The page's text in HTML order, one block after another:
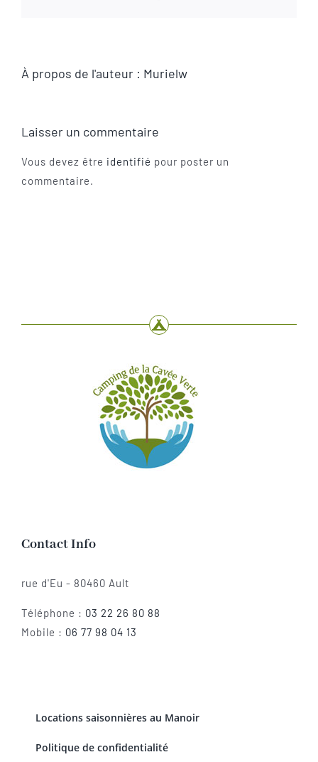
À propos de l'auteur : Murielw
Laisser un commentaire
Vous devez être identifié pour poster un
commentaire.
Contact Info
rue d'Eu - 80460 Ault
Téléphone : 03 22 26 80 88
Mobile : 06 77 98 04 13
Locations saisonnières au Manoir
Politique de confidentialité